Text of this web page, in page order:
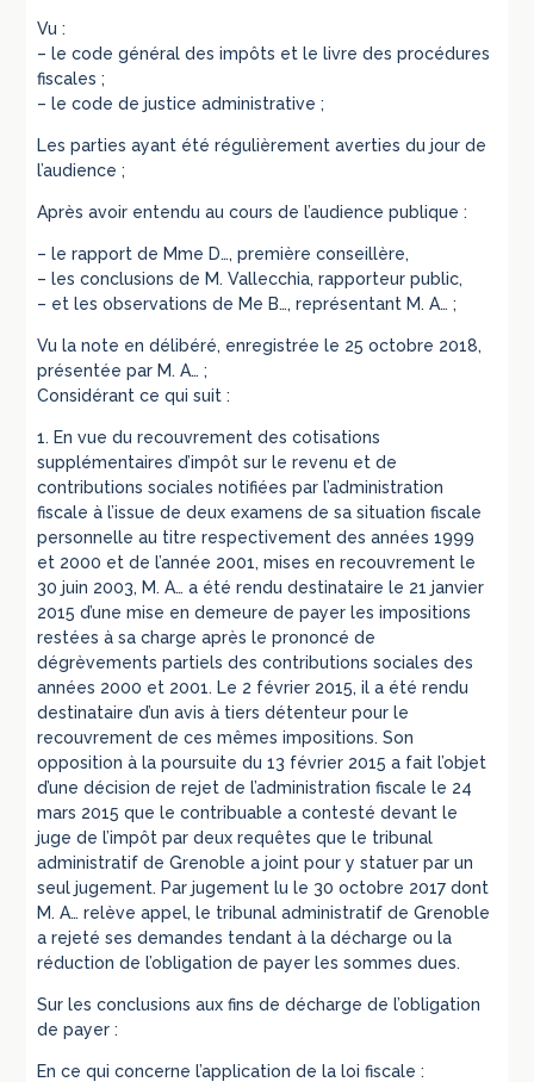
Vu :
– le code général des impôts et le livre des procédures
fiscales ;
– le code de justice administrative ;
Les parties ayant été régulièrement averties du jour de
l’audience ;
Après avoir entendu au cours de l’audience publique :
– le rapport de Mme D…, première conseillère,
– les conclusions de M. Vallecchia, rapporteur public,
– et les observations de Me B…, représentant M. A… ;
Vu la note en délibéré, enregistrée le 25 octobre 2018,
présentée par M. A… ;
Considérant ce qui suit :
1. En vue du recouvrement des cotisations
supplémentaires d’impôt sur le revenu et de
contributions sociales notifiées par l’administration
fiscale à l’issue de deux examens de sa situation fiscale
personnelle au titre respectivement des années 1999
et 2000 et de l’année 2001, mises en recouvrement le
30 juin 2003, M. A… a été rendu destinataire le 21 janvier
2015 d’une mise en demeure de payer les impositions
restées à sa charge après le prononcé de
dégrèvements partiels des contributions sociales des
années 2000 et 2001. Le 2 février 2015, il a été rendu
destinataire d’un avis à tiers détenteur pour le
recouvrement de ces mêmes impositions. Son
opposition à la poursuite du 13 février 2015 a fait l’objet
d’une décision de rejet de l’administration fiscale le 24
mars 2015 que le contribuable a contesté devant le
juge de l’impôt par deux requêtes que le tribunal
administratif de Grenoble a joint pour y statuer par un
seul jugement. Par jugement lu le 30 octobre 2017 dont
M. A… relève appel, le tribunal administratif de Grenoble
a rejeté ses demandes tendant à la décharge ou la
réduction de l’obligation de payer les sommes dues.
Sur les conclusions aux fins de décharge de l’obligation
de payer :
En ce qui concerne l’application de la loi fiscale :